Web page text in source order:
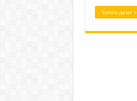
Читать далее »